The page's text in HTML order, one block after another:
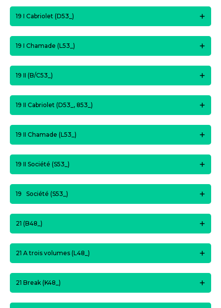
19 I Cabriolet (D53_)
19 I Chamade (L53_)
19 II (B/C53_)
19 II Cabriolet (D53_, 853_)
19 II Chamade (L53_)
19 II Société (S53_)
19 Société (S53_)
21 (B48_)
21 A trois volumes (L48_)
21 Break (K48_)